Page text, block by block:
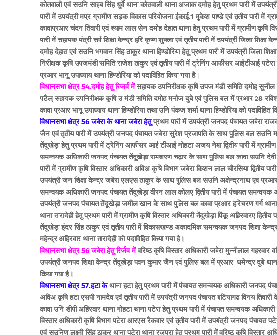
कोतवाली एवं सउनि साहब सिंह धुर्वे थाना कोतवाली थाना अजाक दमोह हेतु प्रथम पारी में
पारी में उपयंत्री मप्र ग्रामीण सड़क विकास परियोजना ईकाई.1 मुकेश पाण्डे एवं तृतीय पारी में
कावाप्रआर चंदन तिवारी एवं श्याम लाल सेन दमोह देहात थाना हेतु प्रथम पारी में ग्रामीण कृषि
पारी में सहायक यंत्री सर्व शिक्षा केन्द्र हरि कृष्ण शुक्ला एवं तृतीय पारी में उपयंत्री जिला
दमोह देहात एवं सउनि भगवान सिंह ठाकुर थाना हिण्डोरिया हेतु प्रथम पारी में उपयंत्री जिला
निरीक्षक कृषि उपजमंडी समिति राजेश ठाकुर एवं तृतीय पारी में ट्रेनिंग आफीसर आईटीआई
प्रआर भानू उपाध्याय थाना हिण्डोरिया को पदाविहित किया गया है।
विधानसभा क्षेत्र 54.दमोह हेतु रिजर्व मेंसहायक उपनिरीक्षक कृषि उपज मंडी समिति दमोह सुनील
पटैल् सहायक उपनिरीक्षक कृषि उ मंडी समिति दमोह मनोज दुबे एवं पुलिस बल में प्रआर 28
कावा प्रआर भानू उपाध्याय थाना हिण्डोरिया तथा उनि पंकज शर्मा थाना हिण्डोरिया को पदाविहित
विधानसभा क्षेत्र 56 जबेरा के थाना जबेरा हेतुप्रथम पारी में उपयंत्री जनपद पंचायत जबेरा
जैन एवं तृतीय पारी में उपयंत्री जनपद पंचायत जबेरा सुरेश प्रजापति के साथ पुलिस बल सउनि
तेंदूखेड़ा हेतु प्रथम पारी में ट्रेनिंग आफीसर आई टीआई नोहटा अजय नेमा द्वितीय पारी में ग्रामीण
समन्वयक अधिकारी जनपद पंचायत तेंदूखेड़ा रामशरण चढ़ार के साथ पुलिस बल कावा सउनि
पारी में ग्रामीण कृषि विस्तार अधिकारी अविअ कृषि विभाग जबेरा किशन लाल चौरसिया
उपयंत्री जन ‍शिक्षा केन्द्र जबेरा एलएस ठाकुर के साथ पुलिस बल सउनि अक्षेन्द्रनाथ एवं प्रआर
समन्वयक अधिकारी जनपद पंचायत तेंदूखेड़ा वीरन लाल कोलए द्वितीय पारी में पंचायत समन्वयक
उपयंत्री जनपद पंचायत तेंदूखेड़ा जमील खान के साथ पुलिस बल कावा प्रआर हरिचरण गर्ग
थाना तारादेही हेतु प्रथम पारी में ग्रामीण कृषि विस्तार अधिकारी तेंदूखेड़ा पिंकू अहिरवारए
तेंदूखेड़ा इंदर सिंह ठाकुर एवं तृतीय पारी में विकासखण्ड अकादमिक समन्वयक जनपद शिक्षा
महेन्द्र अहिरवार थाना तारादेही को पदाविहित किया गया है।
विधानसभा क्षेत्र 56 जबेरा हेतु रिर्जव मेंवरिष्ठ कृषि विस्तार अधिकारी जबेरा मुन्नीलाल
उपयंत्री जनपद शिक्षा केन्द्र तेंदूखेड़ा पवन कुमार जैन एवं पुलिस बल में प्रआर धमेन्द्र दुबे थाना
किया गया है।
विधानसभा क्षेत्र 57.हटा केथाना हटा हेतु प्रथम पारी में पंचायत समन्वयक अधिकारी जनपद
अविअ कृषि हटा एसपी नामदेव एवं तृतीय पारी में उपयंत्री जनपद पंचायत बटियागढ विनय
कावा उनि डीपी अहिरवार थाना नोहटा थाना पटेरा हेतु प्रथम पारी में पंचायत समन्वयक
विस्तार अधिकारी कृषि विभाग पटेरा आरएस रैकवार एवं तृतीय पारी में उपयंत्री जनपद पंचायत
एवं सउनिण् लक्ष्मी सिंह ठाकुर थाना पटेरा थाना रजपुरा हेतु प्रथम पारी में वरिष्ठ कृषि विस्तार